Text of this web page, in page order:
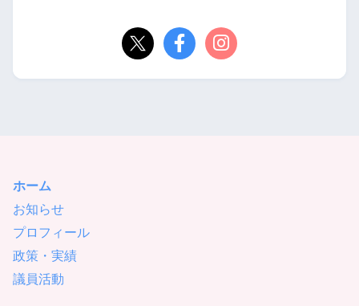
ホーム
お知らせ
プロフィール
政策・実績
議員活動